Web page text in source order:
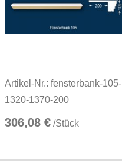
Artikel-Nr.: fensterbank-105-
1320-1370-200
306,08 € /Stück